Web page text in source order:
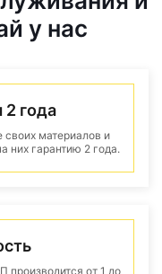
у нас
2 года
материалов и
них гарантию 2 года.
производится от 1 до